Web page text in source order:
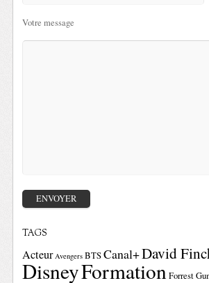
Votre message
TAGS
Acteur Avengers BTSCanal+David
DisneyFormationForrest